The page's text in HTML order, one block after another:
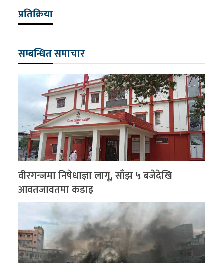
प्रतिक्रिया
सम्बन्धित समाचार
वीरगन्जमा निषेधाज्ञा लागू, साँझ ५ बजेदेखि
आवतजावतमा कडाइ